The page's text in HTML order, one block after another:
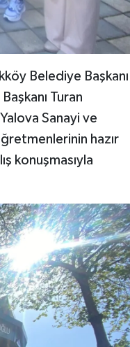
Belediye Başkanı
Turan
Sanayi ve
hazır
konuşmasıyla